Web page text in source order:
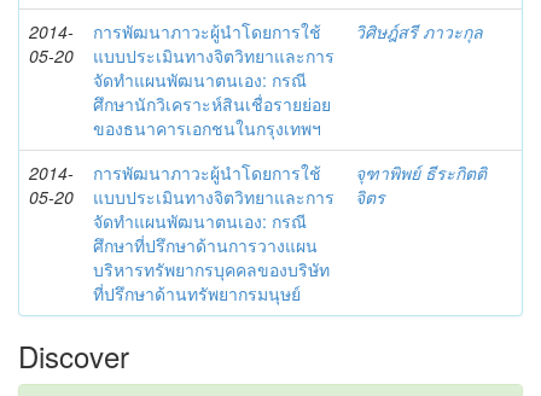
2014-
05-20
การพัฒนาภาวะผู้นำโดยการใช้
แบบประเมินทางจิตวิทยาและการ
จัดทำแผนพัฒนาตนเอง: กรณี
ศึกษานักวิเคราะห์สินเชื่อรายย่อย
ของธนาคารเอกชนในกรุงเทพฯ
วิศิษฎ์สรี ภาวะกุล
2014-
05-20
การพัฒนาภาวะผู้นำโดยการใช้
แบบประเมินทางจิตวิทยาและการ
จัดทำแผนพัฒนาตนเอง: กรณี
ศึกษาที่ปรึกษาด้านการวางแผน
บริหารทรัพยากรบุคคลของบริษัท
ที่ปรึกษาด้านทรัพยากรมนุษย์
จุฑาพิพย์ ธีระกิตติ
จิตร
Discover